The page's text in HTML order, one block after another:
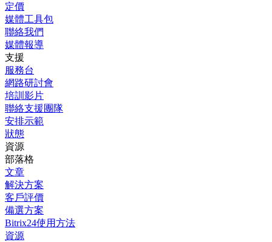
定價
媒體工具包
聯絡我們
媒體報導
支援
服務台
網路研討會
培訓影片
聯絡支援團隊
安排示範
狀態
資源
部落格
文章
解決方案
客戶評價
備選方案
Bitrix24使用方法
資源